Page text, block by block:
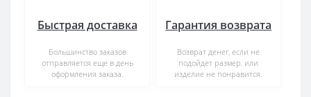
Быстрая доставка
Большинство заказов
отправляется еще в день
оформления заказа.
Гарантия возврата
Возврат денег, если не
подойдет размер, или
изделие не понравится.